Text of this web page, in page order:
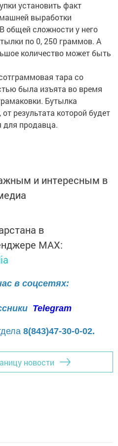
установить факт
выработки
общей сложности у него
по 0, 250 граммов. А
количество может быть
тара со
была изъята во время
Бутылка
результата которой будет
для продавца.
и интересным в
в
MАХ:
в соцсетях:
Telegram
8(843)47-30-0-02.
новости